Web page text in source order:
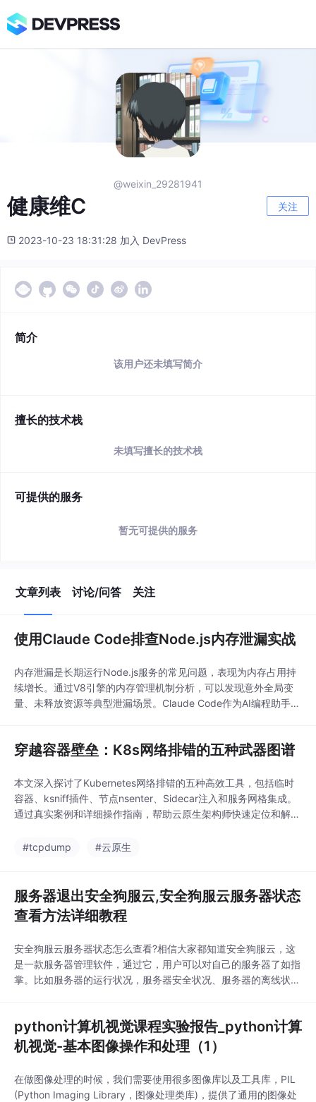
@weixin_29281941
健康维C 关注
2023-10-23 18:31:28 加入 DevPress
简介
该用户还未填写简介
擅长的技术栈
未填写擅长的技术栈
可提供的服务
暂无可提供的服务
文章列表 讨论/问答 关注
使用Claude Code排查Node.js内存泄漏实战
内存泄漏是长期运行Node.js服务的常见问题，表现为内存占用持
续增长。通过V8引擎的内存管理机制分析，可以发现意外全局变
量、未释放资源等典型泄漏场景。Claude Code作为AI编程助手，
中，正确使用pipeline API并实现资源清理钩子至关重要。结合堆
穿越容器壁垒：K8s网络排错的五种武器图谱
本文深入探讨了Kubernetes网络排错的五种高效工具，包括临时
容器、ksniff插件、节点nsenter、Sidecar注入和服务网格集成。
通过真实案例和详细操作指南，帮助云原生架构师快速定位和解决
行流量抓包分析，精准诊断网络故障。
#tcpdump #云原生
服务器退出安全狗服云,安全狗服云服务器状态
查看方法详细教程
安全狗服云服务器状态怎么查看?相信大家都知道安全狗服云，这
是一款服务器管理软件，通过它，用户可以对自己的服务器了如指
掌。比如服务器的运行状况，服务器安全状况、服务器的离线状况
体检异常状态查看服务器体检结果包括：健康、亚健康、不健康三
个等级，一旦出现体检结果为亚健康或不健康的服务器，即
python计算机视觉课程实验报告_python计算
机视觉-基本图像操作和处理（1）
在做图像处理的时候，我们需要使用很多图像库以及工具库，PIL
(Python Imaging Library，图像处理类库)，提供了通用的图像处